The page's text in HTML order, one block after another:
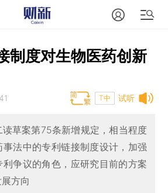
制度对生物医药创新
试听
T中
草案第75条新增规定，相当程度
法中的专利链接制度设计，加强
争议的角色，应研究目前的方案
方向